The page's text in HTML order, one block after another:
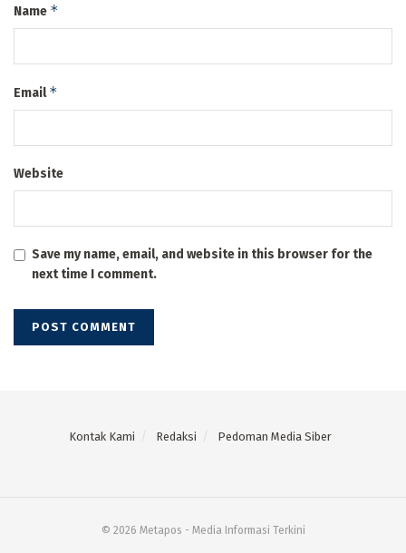
Name *
Email*
Website
Save my name, email, and website in this browser for the
next time I comment.
Kontak Kami Redaksi Pedoman Media Siber
© 2026 Metapos - Media Informasi Terkini